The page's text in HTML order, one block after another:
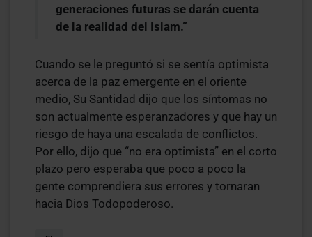
generaciones futuras se darán cuenta
de la realidad del Islam.”
Cuando se le preguntó si se sentía optimista
acerca de la paz emergente en el oriente
medio, Su Santidad dijo que los síntomas no
son actualmente esperanzadores y que hay un
riesgo de haya una escalada de conflictos.
Por ello, dijo que “no era optimista” en el corto
plazo pero esperaba que poco a poco la
gente comprendiera sus errores y tornaran
hacia Dios Todopoderoso.